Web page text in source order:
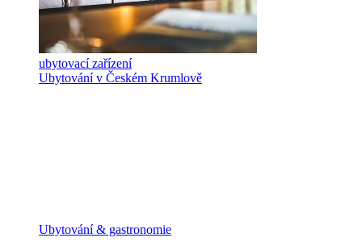
ubytovací zařízení
Ubytování v Českém Krumlově
Ubytování & gastronomie